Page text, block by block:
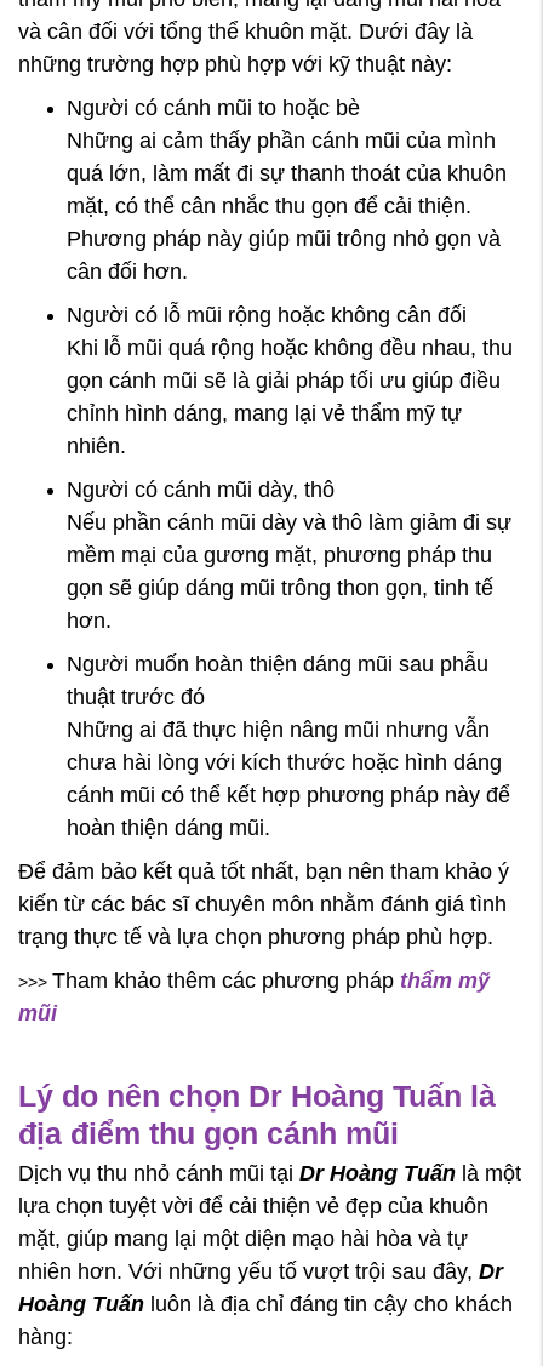
và cân đối với tổng thể khuôn mặt. Dưới đây là
những trường hợp phù hợp với kỹ thuật này:
Người có cánh mũi to hoặc bè
Những ai cảm thấy phần cánh mũi của mình
quá lớn, làm mất đi sự thanh thoát của khuôn
mặt, có thể cân nhắc thu gọn để cải thiện.
Phương pháp này giúp mũi trông nhỏ gọn và
cân đối hơn.
Người có lỗ mũi rộng hoặc không cân đối
Khi lỗ mũi quá rộng hoặc không đều nhau, thu
gọn cánh mũi sẽ là giải pháp tối ưu giúp điều
chỉnh hình dáng, mang lại vẻ thẩm mỹ tự
nhiên.
Người có cánh mũi dày, thô
Nếu phần cánh mũi dày và thô làm giảm đi sự
mềm mại của gương mặt, phương pháp thu
gọn sẽ giúp dáng mũi trông thon gọn, tinh tế
hơn.
Người muốn hoàn thiện dáng mũi sau phẫu
thuật trước đó
Những ai đã thực hiện nâng mũi nhưng vẫn
chưa hài lòng với kích thước hoặc hình dáng
cánh mũi có thể kết hợp phương pháp này để
hoàn thiện dáng mũi.
Để đảm bảo kết quả tốt nhất, bạn nên tham khảo ý
kiến từ các bác sĩ chuyên môn nhằm đánh giá tình
trạng thực tế và lựa chọn phương pháp phù hợp.
>>> Tham khảo thêm các phương pháp thẩm mỹ
mũi
Lý do nên chọn Dr Hoàng Tuấn là
địa điểm thu gọn cánh mũi
Dịch vụ thu nhỏ cánh mũi tại Dr Hoàng Tuấn là một
lựa chọn tuyệt vời để cải thiện vẻ đẹp của khuôn
mặt, giúp mang lại một diện mạo hài hòa và tự
nhiên hơn. Với những yếu tố vượt trội sau đây, Dr
Hoàng Tuấn luôn là địa chỉ đáng tin cậy cho khách
hàng: